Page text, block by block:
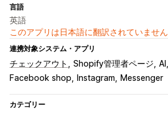
言語
英語
このアプリは日本語に翻訳されていません
連携対象システム・アプリ
チェックアウト Shopify管理者ページ AI
Facebook shop
Instagram Messenger
カテゴリー